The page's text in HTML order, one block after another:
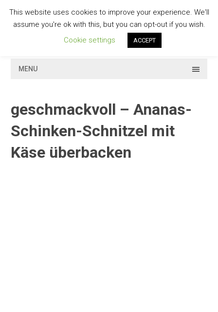
contentGESCHMACKVOLL
MENU
geschmackvoll – Ananas-
Schinken-Schnitzel mit
Käse überbacken
This website uses cookies to improve your experience. We'll
assume you're ok with this, but you can opt-out if you wish.
Cookie settings
ACCEPT